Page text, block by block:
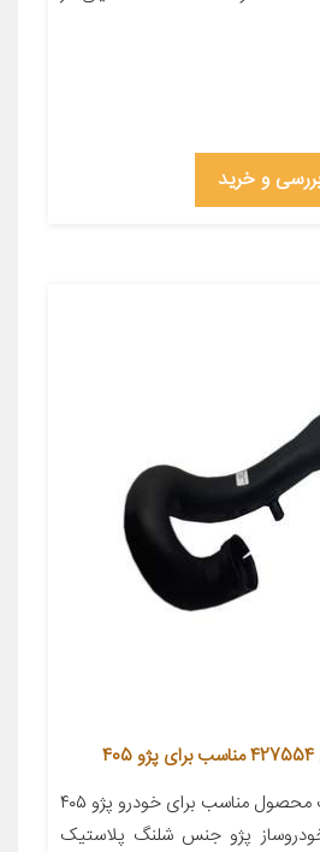
بررسی و خرید
معرفی محصول جزئیات محصول مناسب برای خودرو پژو ۴۰۵
پژو جنس شلنگ پلاستیک